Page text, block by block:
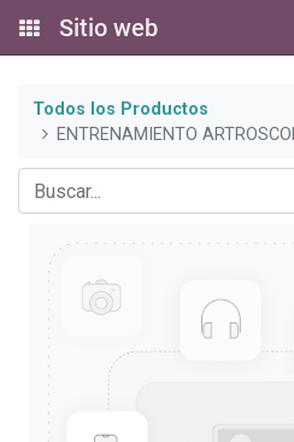
Sitio web
Todos los Productos
ENTRENAMIENTO